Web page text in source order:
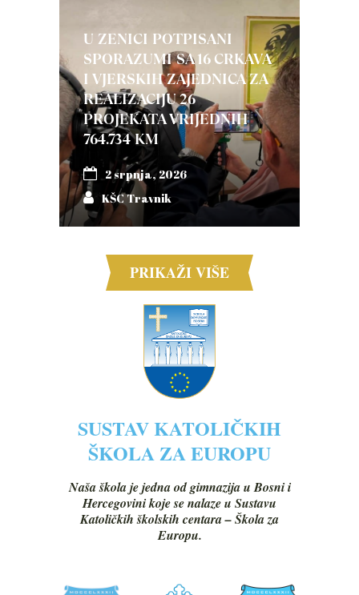
U ZENICI POTPISANI
SPORAZUMI SA 16 CRKAVA
I VJERSKIH ZAJEDNICA ZA
REALIZACIJU 26
PROJEKATA VRIJEDNIH
764.734 KM
2 srpnja, 2026
KŠC Travnik
PRIKAŽI VIŠE
SUSTAV KATOLIČKIH
ŠKOLA ZA EUROPU
Naša škola je jedna od gimnazija u Bosni i
Hercegovini koje se nalaze u Sustavu
Katoličkih školskih centara – Škola za
Europu.